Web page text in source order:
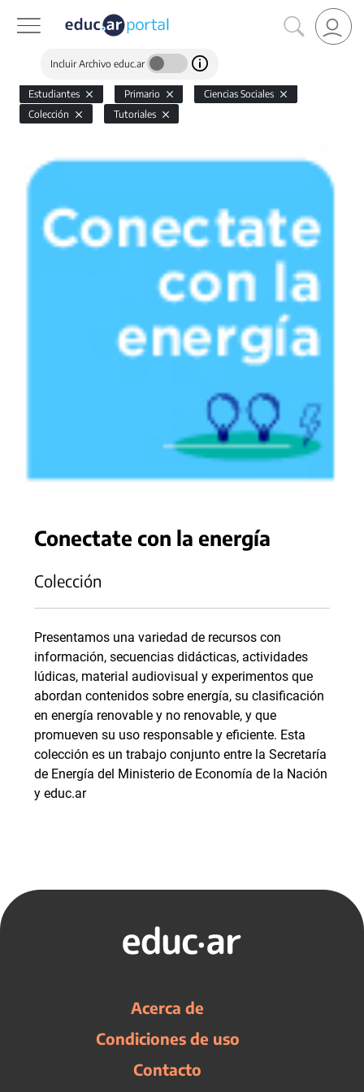
Incluir Archivo educ.ar
Estudiantes Primario
Ciencias Sociales
Colección
Tutoriales
Conectate con la energía
Colección
Presentamos una variedad de recursos con
información, secuencias didácticas, actividades
lúdicas, material audiovisual y experimentos que
abordan contenidos sobre energía, su clasificación
en energía renovable y no renovable, y que
promueven su uso responsable y eficiente. Esta
colección es un trabajo conjunto entre la Secretaría
de Energía del Ministerio de Economía de la Nación
y educ.ar
Acerca de
Condiciones de uso
Contacto